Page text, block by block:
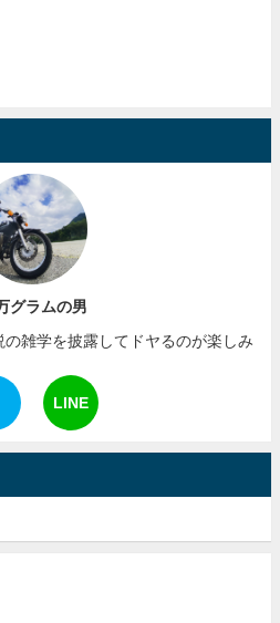
グラムの男
雑学を披露してドヤるのが楽しみ
LINE